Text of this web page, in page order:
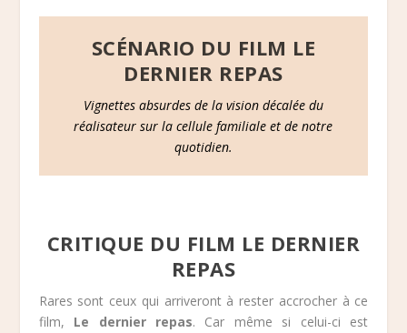
SCÉNARIO DU FILM LE
DERNIER REPAS
Vignettes absurdes de la vision décalée du
réalisateur sur la cellule familiale et de notre
quotidien.
CRITIQUE DU FILM LE DERNIER
REPAS
Rares sont ceux qui arriveront à rester accrocher à ce
film, Le dernier repas. Car même si celui-ci est